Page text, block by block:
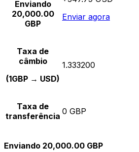
Enviando
20,000.00
GBP
Enviar agora
Taxa de
câmbio
(1GBP → USD)
1.333200
Taxa de
transferência 0 GBP
Enviando 20,000.00 GBP